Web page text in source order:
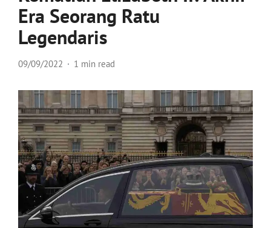
Era Seorang Ratu
Legendaris
09/09/2022 1 min read